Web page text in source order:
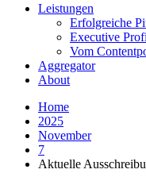
Leistungen
Erfolgreiche
Executive
Vom
Aggregator
About
Home
2025
November
7
Aktuelle